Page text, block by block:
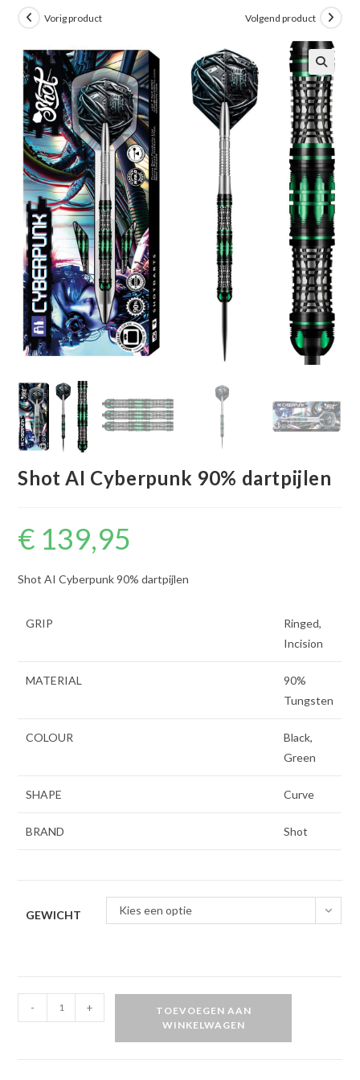
Vorig product Volgend product
Shot AI Cyberpunk 90% dartpijlen
€ 139,95
Shot AI Cyberpunk 90% dartpijlen
GRIP
Ringed,
Incision
MATERIAL
90%
Tungsten
COLOUR
Black,
Green
SHAPE Curve
BRAND Shot
GEWICHT Kies een optie
AI
- +
TOEVOEGEN AAN
WINKELWAGEN